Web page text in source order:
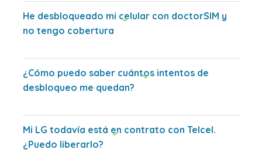
He desbloqueado mi celular con doctorSIM y
no tengo cobertura
¿Cómo puedo saber cuántos intentos de
desbloqueo me quedan?
Mi LG todavía está en contrato con Telcel.
¿Puedo liberarlo?